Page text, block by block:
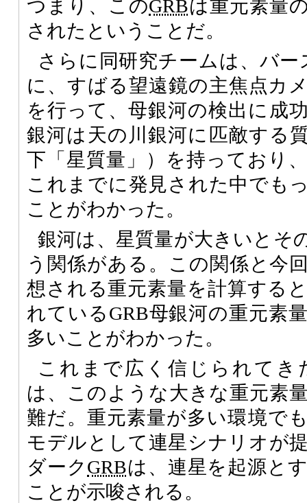
つまり、このGRBは重元素量
されたということだ。
さらに同研究チームは、バ
に、すばる望遠鏡の主焦点カ
を行って、母銀河の検出に成
銀河は天の川銀河に匹敵する
下「星質量」）を持っており
これまでに発見された中でも
ことがわかった。
銀河は、星質量が大きいとそ
う関係がある。この関係と今
想される重元素量を計算する
れているGRB母銀河の重元素
多いことがわかった。
これまで広く信じられてき
は、このような大きな重元素
難だ。重元素量が多い環境で
モデルとして連星シナリオが
ダーク GRBは、連星を起源と
ことが示唆される。